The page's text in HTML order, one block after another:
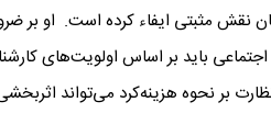
نقش مثبتی ایفاء کرده است. او بر
اجتماعی باید بر اساس اولویت‌های
بر نحوه هزینه‌کرد می‌تواند